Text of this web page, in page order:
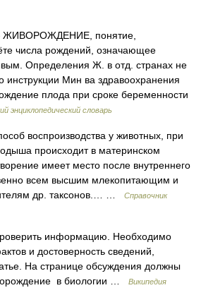
понятие,
числа рождений, означающее
Определения Ж. в отд. странах не
Мин ва здравоохранения
плода при сроке беременности
энциклопедический словарь
воспроизводства у животных, при
происходит в материнском
имеет место после внутреннего
всем высшим млекопитающим и
др. таксонов.… …
Справочник
информацию. Необходимо
и достоверность сведений,
На странице обсуждения должны
в биологии …
Википедия